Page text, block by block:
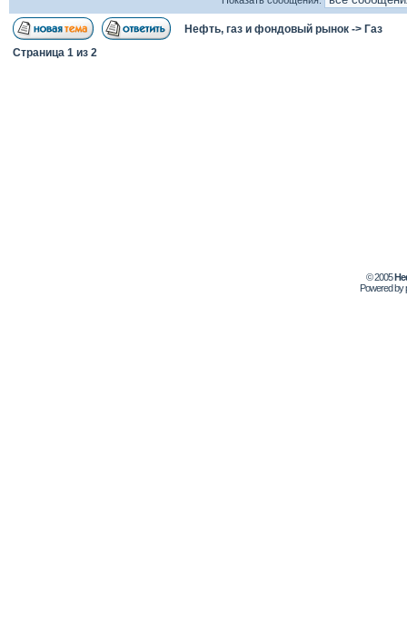
Нефть, газ и фондовый рынок -> Газ
Страница 1 из 2
© 2005
Powered by